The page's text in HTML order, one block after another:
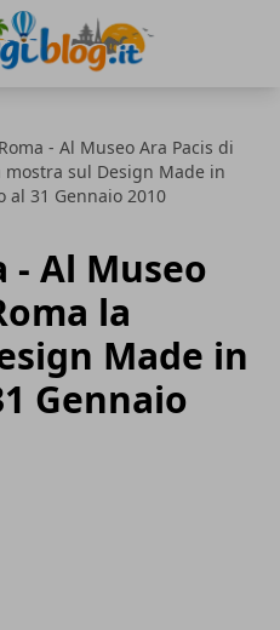
- Al Museo Ara Pacis di
mostra sul Design Made in
al 31 Gennaio 2010
- Al Museo
la
Made in
Gennaio